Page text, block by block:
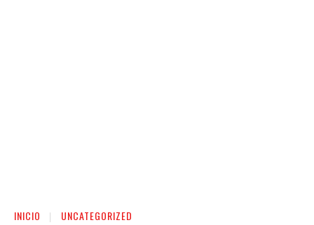
INICIO UNCATEGORIZED